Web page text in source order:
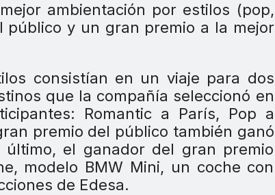
ambientación por estilos (pop,
y un gran premio a la mejor
consistían en un viaje para dos
que la compañía seleccionó en
Romantic a París, Pop a
premio del público también ganó
el ganador del gran premio
modelo BMW Mini, un coche con
de Edesa.